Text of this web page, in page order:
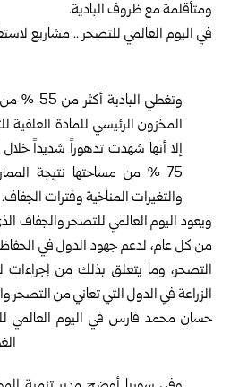
ومتأقلمة مع ظروف البادية.
وتغطي
المخزون الرئيسي للمادة العلفية
إلا أنها شهدت تدهوراً شديداً خلال
75 % من مساحتها نتيجة
والتغيرات المناخية وفترات الجفاف.
من كل عام، لدعم جهود الدول في الحفاظ
التصحر، وما يتعلق بذلك من إجراءات
الزراعة في الدول التي تعاني من التصحر